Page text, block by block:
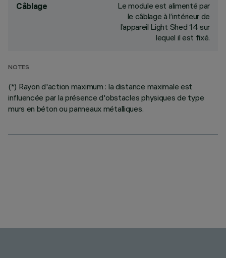
Câblage
Le module est alimenté par
le câblage à l’intérieur de
l’appareil Light Shed 14 sur
lequel il est fixé.
NOTES
(*) Rayon d'action maximum : la distance maximale est
influencée par la présence d'obstacles physiques de type
murs en béton ou panneaux métalliques.